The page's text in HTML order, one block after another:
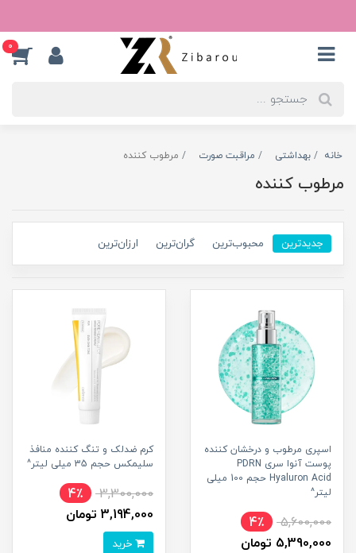
0
خانه بهداشتی مراقبت صورت مرطوب کننده
مرطوب کننده
جدیدترین محبوب‌ترین گران‌ترین ارزان‌ترین
اسپری مرطوب و درخشان کننده
پوست آنوا سری PDRN
Hyaluron Acid حجم 100 میلی
لیتر^
5,600,000
4٪
5,390,000 تومان
کرم ضدلک و تنگ کننده منافذ
سلیمکس حجم 35 میلی لیتر^
3,300,000
4٪
3,194,000 تومان